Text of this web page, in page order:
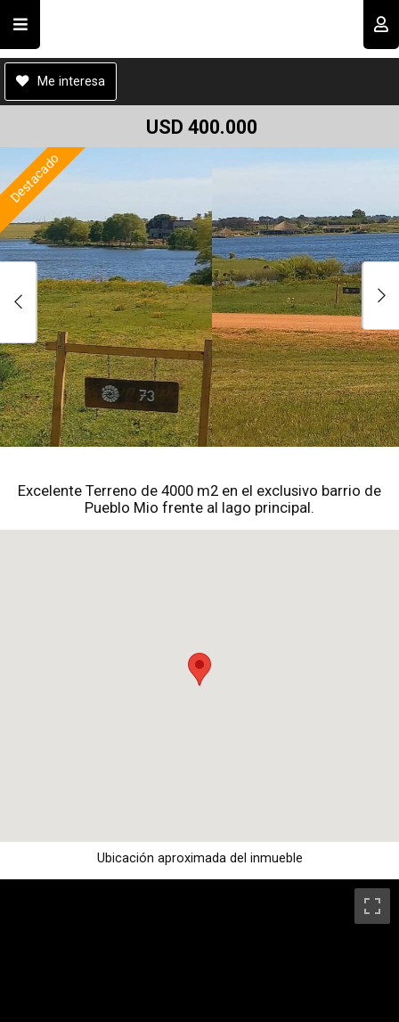
Enviar
Recordar datos
INGRESAR
Olvidé mi clave Registro
C0115
Me interesa
USD 400.000
Destacado
Excelente Terreno de 4000 m2 en el exclusivo barrio de
Pueblo Mio frente al lago principal.
Ubicación aproximada del inmueble